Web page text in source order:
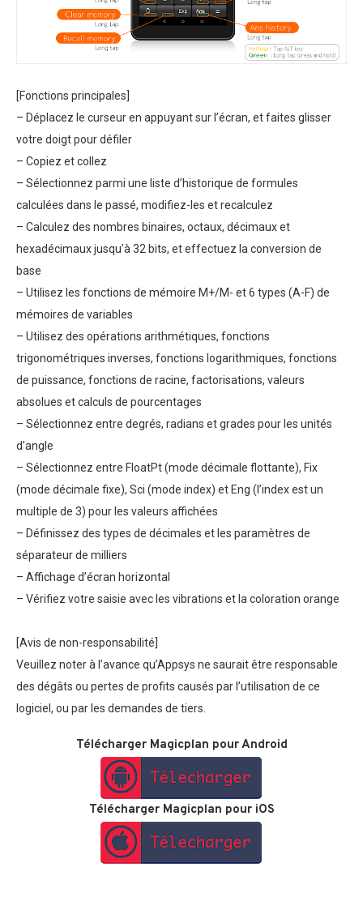
[Fonctions principales]
– Déplacez le curseur en appuyant sur l’écran, et faites glisser
votre doigt pour défiler
– Copiez et collez
– Sélectionnez parmi une liste d’historique de formules
calculées dans le passé, modifiez-les et recalculez
– Calculez des nombres binaires, octaux, décimaux et
hexadécimaux jusqu’à 32 bits, et effectuez la conversion de
base
– Utilisez les fonctions de mémoire M+/M- et 6 types (A-F) de
mémoires de variables
– Utilisez des opérations arithmétiques, fonctions
trigonométriques inverses, fonctions logarithmiques, fonctions
de puissance, fonctions de racine, factorisations, valeurs
absolues et calculs de pourcentages
– Sélectionnez entre degrés, radians et grades pour les unités
d’angle
– Sélectionnez entre FloatPt (mode décimale flottante), Fix
(mode décimale fixe), Sci (mode index) et Eng (l’index est un
multiple de 3) pour les valeurs affichées
– Définissez des types de décimales et les paramètres de
séparateur de milliers
– Affichage d’écran horizontal
– Vérifiez votre saisie avec les vibrations et la coloration orange
[Avis de non-responsabilité]
Veuillez noter à l’avance qu’Appsys ne saurait être responsable
des dégâts ou pertes de profits causés par l’utilisation de ce
logiciel, ou par les demandes de tiers.
Télécharger Magicplan pour Android
Télécharger Magicplan pour iOS